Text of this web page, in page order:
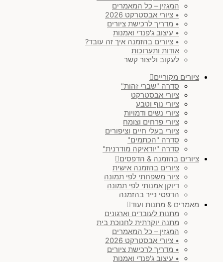
המגזין – כל המאמרים
• ציורי אבסטרקט 2026
• מדריך לרכישת ציורים
• עיצוב ג'פנדי ואמנות
• ציורים בהזמנה איך זה עובד?
אודות ותערוכות
לעקוב וליצור קשר
ציורים מקוריים
סדרה "שברי זהות"
ציורי אבסטרקט
ציורי נוף וטבע
ציורי נשים ודמויות
ציורי פרחים וצומח
ציורי בעלי חיים וציפורים
סדרה "הכתמים"
סדרה "יודאיקה מודרנית"
ציורים בהזמנה & הדפסים
ציורים בהזמנה אישית
ציור משפחתי לפי תמונה
דיוקן אמנותי לפי תמונה
הדפסי נייר בהזמנה
מאמרים & מתנות ועוד
מתנות לעובדים וארגונים
מתנה יוקרתית לחנוכת בית
המגזין – כל המאמרים
• ציורי אבסטרקט 2026
• מדריך לרכישת ציורים
• עיצוב ג'פנדי ואמנות